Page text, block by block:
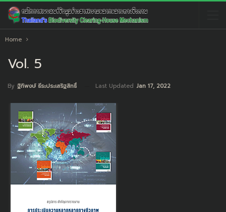
Home
Vol. 5
By ฐิทิพงษ์ ธีระประเสริฐสิทธิ์ Last Updated Jan 17, 2022